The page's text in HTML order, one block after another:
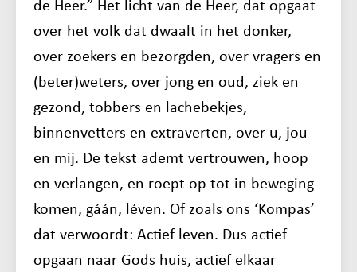
de Heer.” Het licht van de Heer, dat opgaat
over het volk dat dwaalt in het donker,
over zoekers en bezorgden, over vragers en
(beter)weters, over jong en oud, ziek en
gezond, tobbers en lachebekjes,
binnenvetters en extraverten, over u, jou
en mij. De tekst ademt vertrouwen, hoop
en verlangen, en roept op tot in beweging
komen, gáán, léven. Of zoals ons ‘Kompas’
dat verwoordt: Actief leven. Dus actief
opgaan naar Gods huis, actief elkaar